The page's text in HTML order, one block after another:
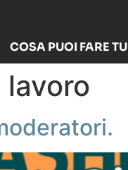
COSA PUOI FARE TU